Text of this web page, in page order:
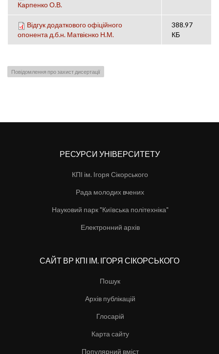
Карпенко О.В.
Відгук додаткового офіційного
опонента д.б.н. Матвієнко Н.М.
388.97
КБ
Повідомлення про захист дисертації
РЕСУРСИ УНІВЕРСИТЕТУ
КПІ ім. Ігоря Сікорського
Рада молодих вчених
Науковий парк "Київська політехніка"
Електронний архів
САЙТ ВР КПІ ІМ. ІГОРЯ СІКОРСЬКОГО
Пошук
Архів публікацій
Глосарій
Карта сайту
Популярний вміст